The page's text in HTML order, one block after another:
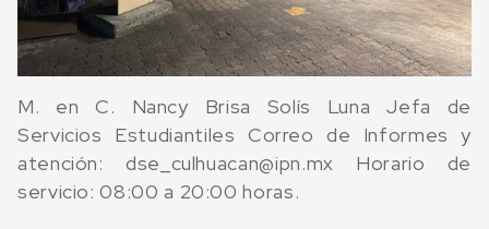
M. en C. Nancy Brisa Solís Luna Jefa de
Servicios Estudiantiles Correo de Informes y
atención: dse_culhuacan@ipn.mx Horario de
servicio: 08:00 a 20:00 horas.